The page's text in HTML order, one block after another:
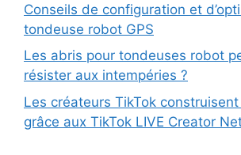
Conseils de configuration et
tondeuse robot GPS
Les abris pour tondeuses robot
résister aux intempéries ?
Les créateurs TikTok
grâce aux TikTok LIVE Creator